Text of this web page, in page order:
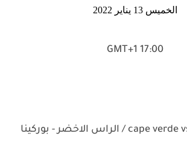
الخميس 13 يناير 2022
17:00 GMT+1
cape verde vs burkina faso / الراس الاخضر - بوركينا